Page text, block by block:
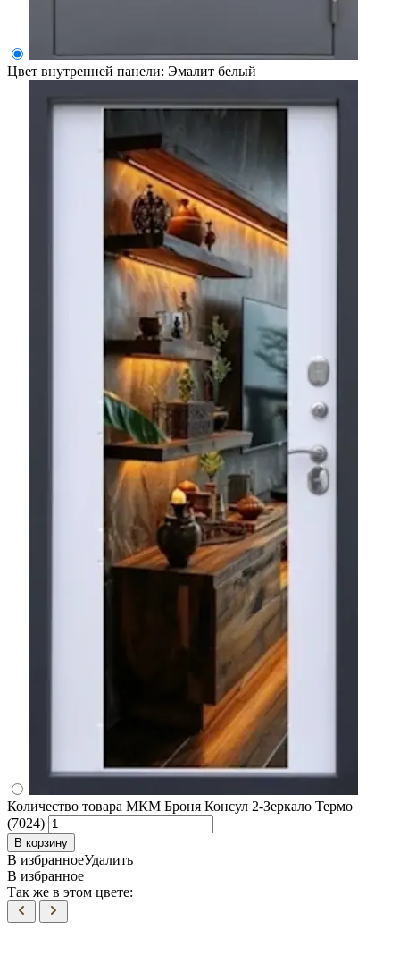
Цвет внутренней панели: Эмалит белый
Количество товара МКМ Броня Консул 2-Зеркало Термо
(7024)
В корзину
В избранноеУдалить
В избранное
Так же в этом цвете: